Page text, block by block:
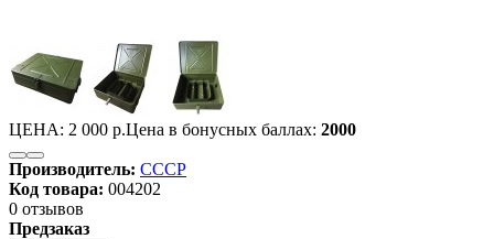
ЦЕНА: 2 000 р.Цена в бонусных баллах: 2000
Производитель: СССР
Код товара: 004202
0 отзывов
Предзаказ